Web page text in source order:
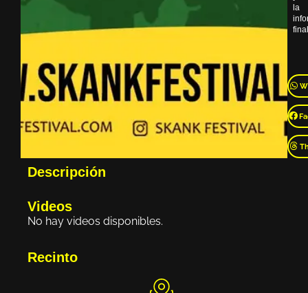
la
Descripción
Videos
No hay videos disponibles.
Recinto